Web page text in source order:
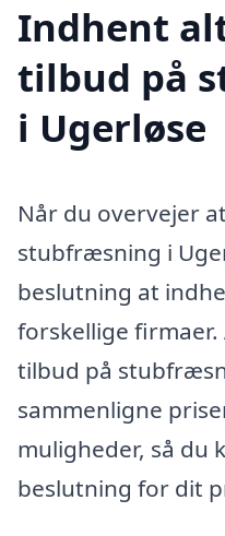
Indhent
tilbud på
i Ugerløse
Når du overvejer
stubfræsning i
beslutning at
forskellige
tilbud på
sammenligne
muligheder, så du
beslutning for dit